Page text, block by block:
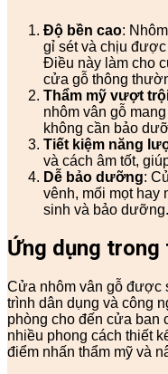
Độ bền cao:
gỉ sét và chịu
Điều này làm cho
cửa gỗ thông
Thẩm mỹ vượt
nhôm vân gỗ
không cần bảo
Tiết kiệm năng
và cách âm tốt,
Dễ bảo dưỡng:
vênh, mối mọt hay
sinh và bảo dưỡng.
Ứng dụng
Cửa nhôm vân gỗ được
trình dân dụng và công
phòng cho đến cửa ban
nhiều phong cách thiết
điểm nhấn thẩm mỹ và